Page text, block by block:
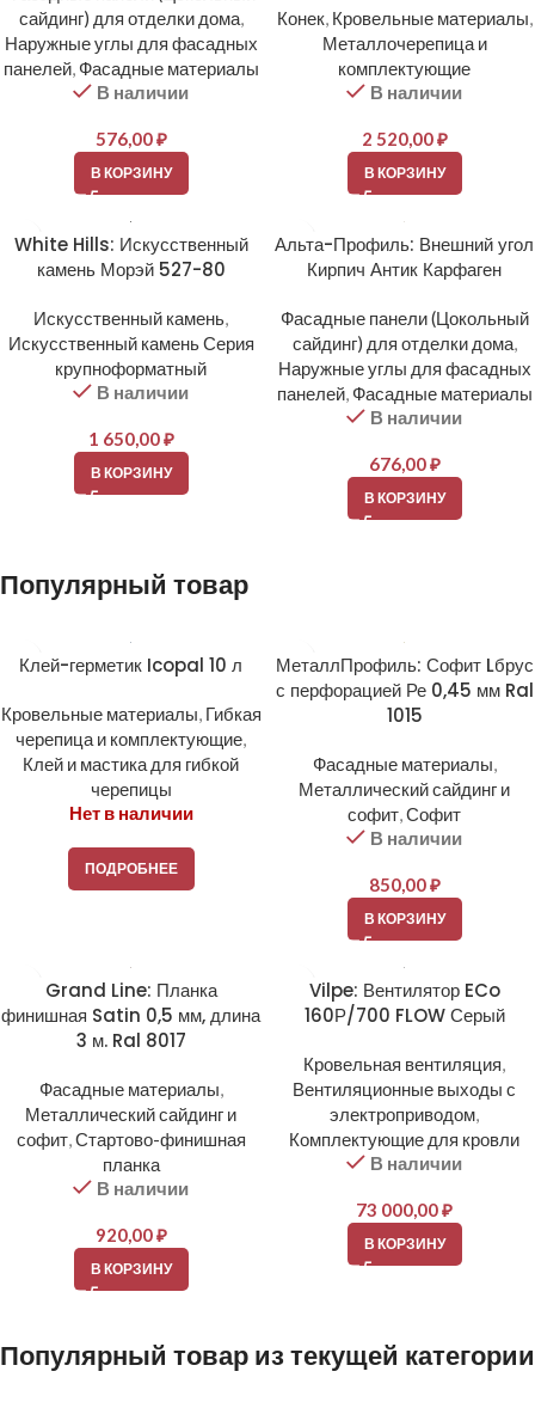
сайдинг) для отделки дома,
Наружные углы для фасадных
панелей, Фасадные материалы
В наличии
576,00₽
В КОРЗИНУ
Конек, Кровельные материалы,
Металлочерепица и
комплектующие
В наличии
2 520,00₽
В КОРЗИНУ
White Hills: Искусственный
камень Морэй 527-80
Искусственный камень,
Искусственный камень Серия
крупноформатный
В наличии
1 650,00₽
В КОРЗИНУ
Альта-Профиль: Внешний угол
Кирпич Антик Карфаген
Фасадные панели (Цокольный
сайдинг) для отделки дома,
Наружные углы для фасадных
панелей, Фасадные материалы
В наличии
676,00₽
В КОРЗИНУ
Популярный товар
Клей-герметик Icopal 10 л
Кровельные материалы, Гибкая
черепица и комплектующие,
Клей и мастика для гибкой
черепицы
Нет в наличии
ПОДРОБНЕЕ
МеталлПрофиль: Софит Lбрус
с перфорацией Ре 0,45 мм Ral
1015
Фасадные материалы,
Металлический сайдинг и
софит,Софит
В наличии
850,00₽
В КОРЗИНУ
Grand Line: Планка
финишная Satin 0,5 мм, длина
3 м. Ral 8017
Фасадные материалы,
Металлический сайдинг и
софит,Стартово-финишная
планка
В наличии
920,00₽
В КОРЗИНУ
Vilpe: Вентилятор ECo
160Р/700 FLOW Серый
Кровельная вентиляция,
Вентиляционные выходы с
электроприводом,
Комплектующие для кровли
В наличии
73 000,00₽
В КОРЗИНУ
Популярный товар из текущей категории